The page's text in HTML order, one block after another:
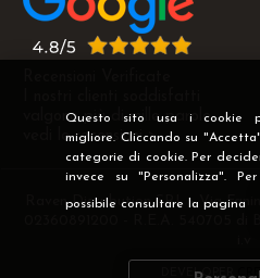
Questo sito usa i cookie
migliore. Cliccando su
categorie di cookie. Per
invece su "Personalizza".
possibile consultare la pagina
valgono più di mille parole
vedi le recensioni >
Raven Distribution SRL - Via
DEVELOPER